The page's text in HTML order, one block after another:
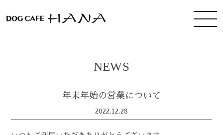
NEWS
年末年始の営業について
2022.12.28